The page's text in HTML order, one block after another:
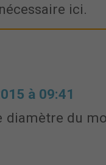
ici.
à 09:41
diamètre du